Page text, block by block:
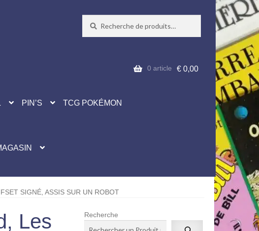
pour :
PIN’S TCG POKÉMON
€0,00
0 article
SIGNÉ, ASSIS SUR UN ROBOT
Les
Recherche